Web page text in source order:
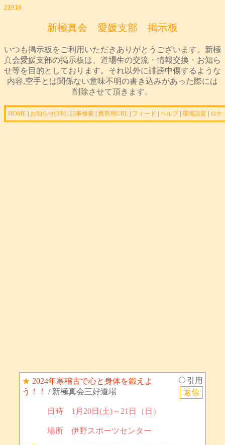
21918
新極真会 愛媛支部 掲示板
いつも掲示板をご利用いただきありがとうございます。新極
真会愛媛支部の掲示板は、道場生の交流・情報交換・お知ら
せ等を目的としております。それ以外に誹謗中傷するような
内容,空手とは関係ない意味不明の書き込みがあった際には
削除させて頂きます。
HOME お知らせ(3/8) 記事検索 携帯用URL フィード ヘルプ| 環境設定 ロケ
★ 2024年寒稽古で心と身体を鍛えよ
う！！
/ 新極真会三好道場
引用
日時 1月20日(土)～21日（日）
場所 伊野スポーツセンター